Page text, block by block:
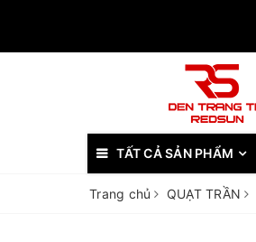
TẤT CẢ SẢN PHẨM
Trang chủ QUẠT TRẦN